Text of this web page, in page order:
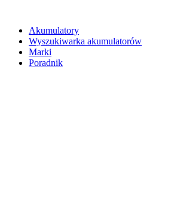
Akumulatory
Wyszukiwarka akumulatorów
Marki
Poradnik